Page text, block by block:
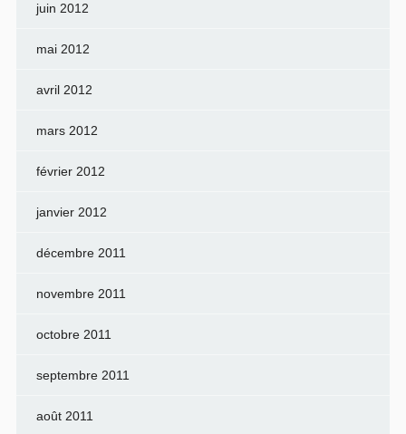
juin 2012
mai 2012
avril 2012
mars 2012
février 2012
janvier 2012
décembre 2011
novembre 2011
octobre 2011
septembre 2011
août 2011